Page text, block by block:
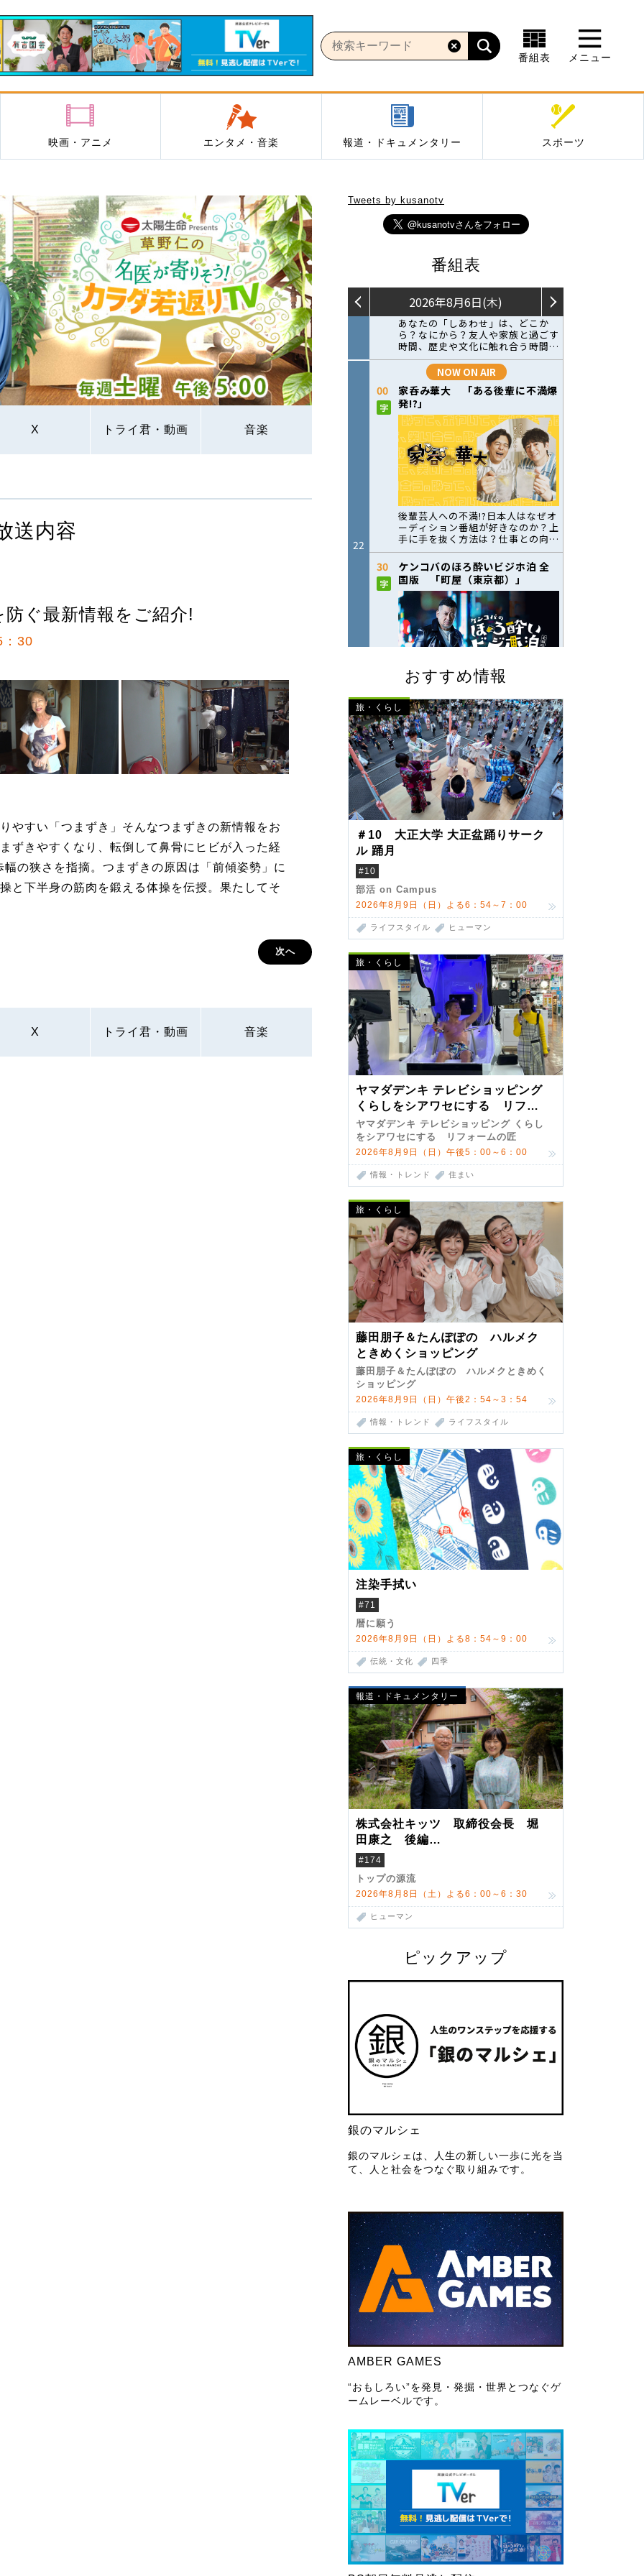
番組表 メニュー
映画・アニメ エンタメ・音楽 報道・ドキュメンタリー スポーツ
X トライ君・動画 音楽
Tweets by kusanotv
番組表
おすすめ情報
旅・くらし
＃10 大正大学 大正盆踊りサーク
ル 踊月
#10
部活 on Campus
2026年8月9日（日）よる6：54～7：00
ライフスタイル ヒューマン
旅・くらし
ヤマダデンキ テレビショッピング
くらしをシアワセにする リフォ
ームの匠 第7弾
ヤマダデンキ テレビショッピング くらし
をシアワセにする リフォームの匠
2026年8月9日（日）午後5：00～6：00
情報・トレンド 住まい
旅・くらし
藤田朋子＆たんぽぽの ハルメク
ときめくショッピング
藤田朋子＆たんぽぽの ハルメクときめく
ショッピング
2026年8月9日（日）午後2：54～3：54
情報・トレンド ライフスタイル
旅・くらし
注染手拭い
#71
暦に願う
2026年8月9日（日）よる8：54～9：00
伝統・文化 四季
報道・ドキュメンタリー
株式会社キッツ 取締役会長 堀
田康之 後編
米国駐在でも浮かんだ八ヶ岳 山
小屋を営んだ父母
#174
トップの源流
2026年8月8日（土）よる6：00～6：30
ヒューマン
ピックアップ
銀のマルシェ
銀のマルシェは、人生の新しい一歩に光を当
て、人と社会をつなぐ取り組みです。
AMBER GAMES
“おもしろい”を発見・発掘・世界とつなぐゲ
ームレーベルです。
送内容
ぐ最新情報をご紹介!
：30
やすい「つまずき」そんなつまずきの新情報をお
ずきやすくなり、転倒して鼻骨にヒビが入った経
の狭さを指摘。つまずきの原因は「前傾姿勢」に
と下半身の筋肉を鍛える体操を伝授。果たしてそ
次へ
X トライ君・動画 音楽